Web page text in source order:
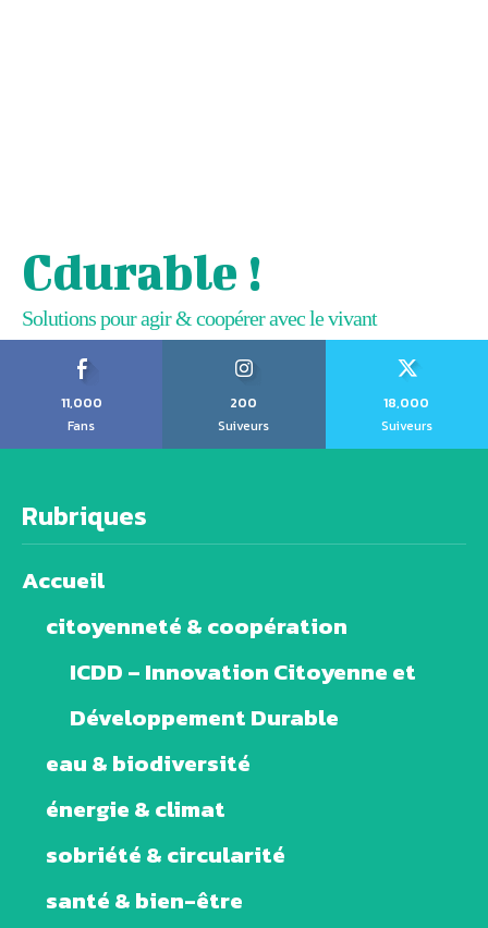
Cdurable !
Solutions pour agir & coopérer avec le vivant
11,000
Fans
200
Suiveurs
18,000
Suiveurs
Rubriques
Accueil
citoyenneté & coopération
ICDD – Innovation Citoyenne et
Développement Durable
eau & biodiversité
énergie & climat
sobriété & circularité
santé & bien-être